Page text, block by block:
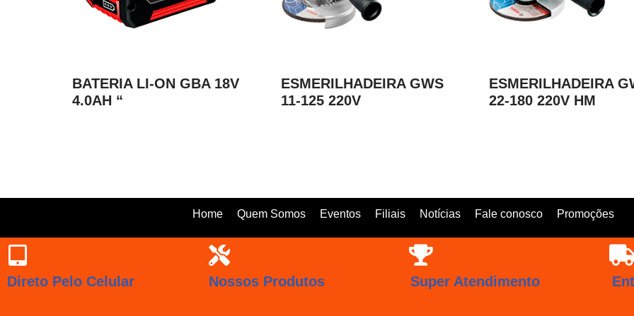
BATERIA LI-ON GBA 18V
4.0AH “
ESMERILHADEIRA GWS
11-125 220V
ESMERILHADEIRA
22-180 220V HM
Home Quem Somos Eventos Filiais Notícias Fale conosco Promoções
Direto Pelo Celular Nossos Produtos Super Atendimento